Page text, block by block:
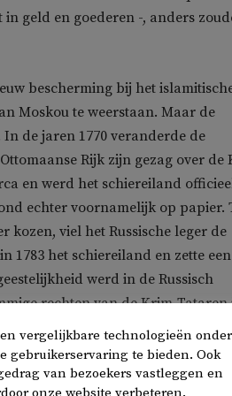
geld en goederen -, anders
bescherming bij het
Moskou te weerstaan. Maar de
de jaren 1770 veranderde de
Rijk zijn gezag over de
en werd het schiereiland
echter voornamelijk op papier.
kozen, viel het Russische leger de
1783 het schiereiland en zette een
werd in de Russisch
rechten van de Krim-Tataren
rechten van de Krim-Tataren na
vergelijkbare technologieën onder
gebruikerservaring te bieden. Ook
van bezoekers vastleggen en